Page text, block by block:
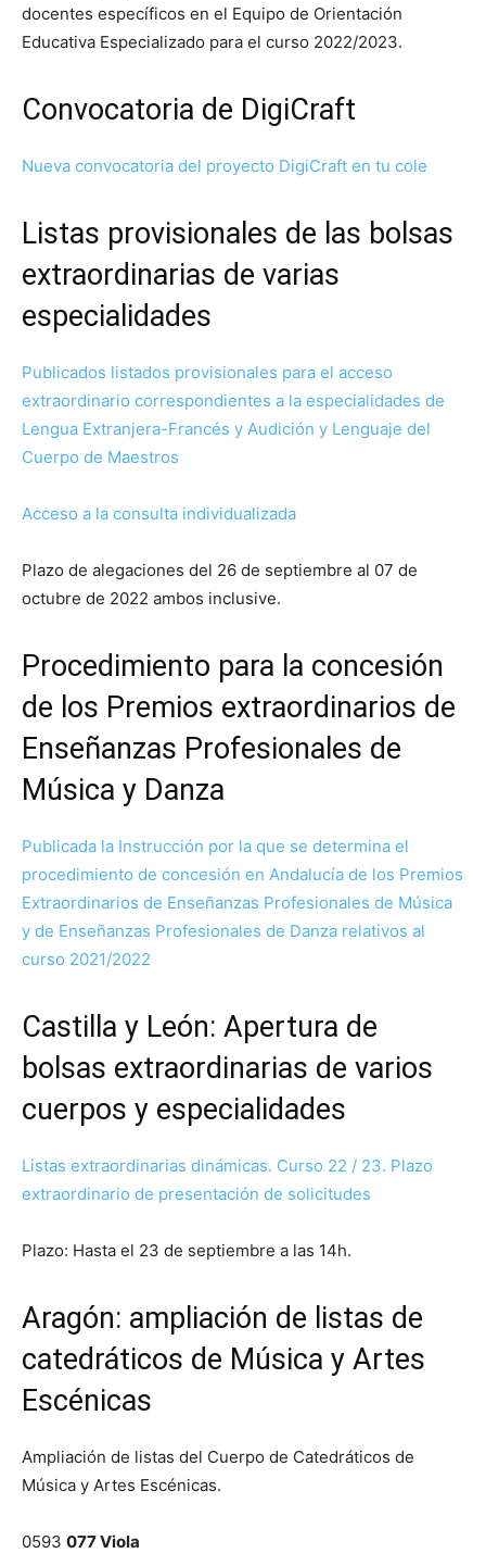
docentes específicos en el Equipo de Orientación
Educativa Especializado para el curso 2022/2023.
Convocatoria de DigiCraft
Nueva convocatoria del proyecto DigiCraft en tu cole
Listas provisionales de las bolsas
extraordinarias de varias
especialidades
Publicados listados provisionales para el acceso
extraordinario correspondientes a la especialidades de
Lengua Extranjera-Francés y Audición y Lenguaje del
Cuerpo de Maestros
Acceso a la consulta individualizada
Plazo de alegaciones del 26 de septiembre al 07 de
octubre de 2022 ambos inclusive.
Procedimiento para la concesión
de los Premios extraordinarios de
Enseñanzas Profesionales de
Música y Danza
Publicada la Instrucción por la que se determina el
procedimiento de concesión en Andalucía de los Premios
Extraordinarios de Enseñanzas Profesionales de Música
y de Enseñanzas Profesionales de Danza relativos al
curso 2021/2022
Castilla y León: Apertura de
bolsas extraordinarias de varios
cuerpos y especialidades
Listas extraordinarias dinámicas. Curso 22 / 23. Plazo
extraordinario de presentación de solicitudes
Plazo: Hasta el 23 de septiembre a las 14h.
Aragón: ampliación de listas de
catedráticos de Música y Artes
Escénicas
Ampliación de listas del Cuerpo de Catedráticos de
Música y Artes Escénicas.
0593 077 Viola